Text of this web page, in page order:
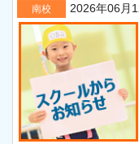
南校
2026年06月